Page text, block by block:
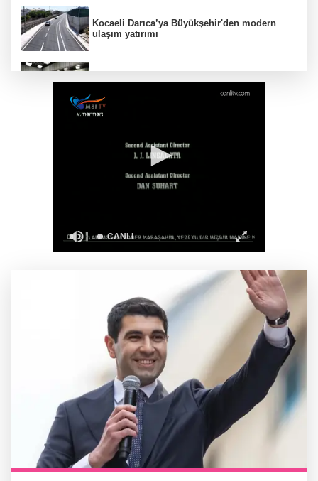
Kocaeli Darıca’ya Büyükşehir'den modern
ulaşım yatırımı
Türkiye, bölgesel güvenlik ve Gazze mesajı
Yakıt barcı filosuna iki yeni gemi
Türk Tarih Kurumu’ndan tarihi içerikler tek
Türkiye ile Vietnam arasında 'hava'da yeni